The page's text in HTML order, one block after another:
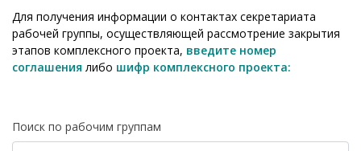
Для получения информации о контактах секретариата
рабочей группы, осуществляющей рассмотрение закрытия
этапов комплексного проекта, введите номер
соглашения либо шифр комплексного проекта:
Поиск по рабочим группам